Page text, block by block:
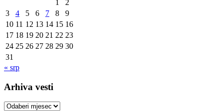
1
2
3
4 5 6 7 8
9
10 11 12 13 14 15 16
17 18 19 20 21 22 23
24 25 26 27 28 29 30
31
« srp
Arhiva vesti
Arhiva